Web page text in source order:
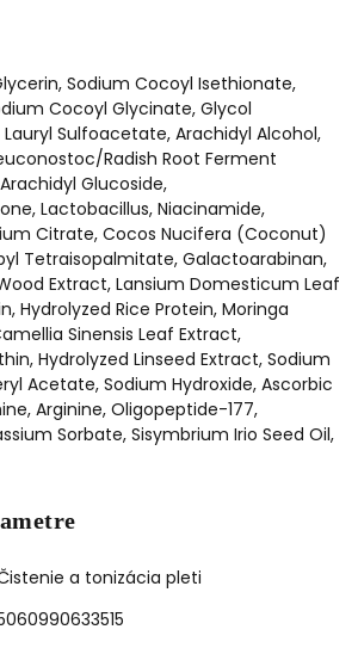
Sodium Cocoyl Isethionate,
Cocoyl Glycinate, Glycol
Sulfoacetate, Arachidyl Alcohol,
Radish Root Ferment
Glucoside,
Lactobacillus, Niacinamide,
Citrate, Cocos Nucifera (Coconut)
Tetraisopalmitate, Galactoarabinan,
Extract, Lansium Domesticum Leaf
Hydrolyzed Rice Protein, Moringa
Sinensis Leaf Extract,
Hydrolyzed Linseed Extract, Sodium
Acetate, Sodium Hydroxide, Ascorbic
Arginine, Oligopeptide-177,
Sorbate, Sisymbrium Irio Seed Oil,
a tonizácia pleti